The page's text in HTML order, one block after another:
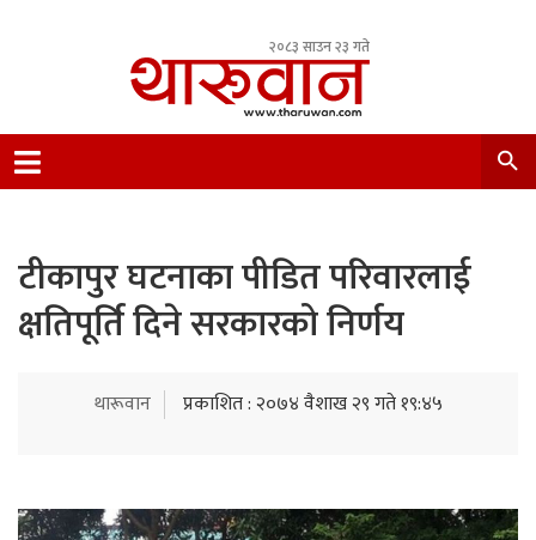
२०८३ साउन २३ गते
Nepal.
टीकापुर घटनाका पीडित परिवारलाई
क्षतिपूर्ति दिने सरकारको निर्णय
थारूवान प्रकाशित : २०७४ वैशाख २९ गते १९:४५